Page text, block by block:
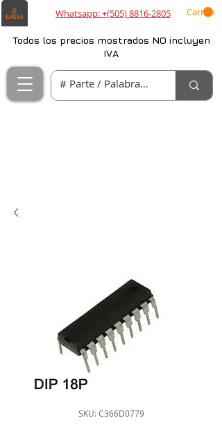
Whatsapp: +(505) 8816-2805 Carrito
Todos los precios mostrados NO incluyen
IVA
SKU: C366D0779